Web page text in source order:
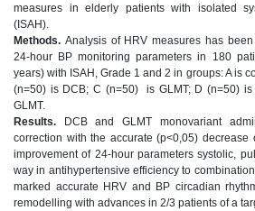
measures in elderly patients with isolated
(ISAH).
Methods. Analysis of HRV measures has
24-hour BP monitoring parameters in 180
years) with ISAH, Grade 1 and 2 in groups: A is
(n=50) is DCB; C (n=50) is GLMT; D (n=50)
GLMT.
Results. DCB and GLMT monovariant
correction with the accurate (p<0,05)
improvement of 24-hour parameters systolic,
way in antihypertensive efficiency to
marked accurate HRV and BP circadian
remodelling with advances in 2/3 patients of a